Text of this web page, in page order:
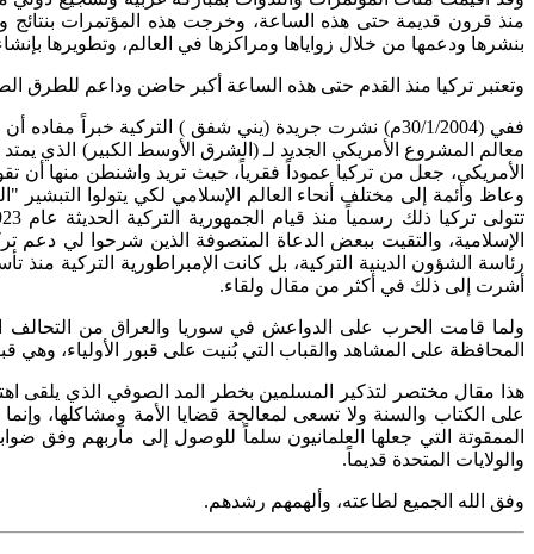
منذ قرون قديمة حتى هذه الساعة، وخرجت هذه المؤتمرات
بنشرها ودعمها من خلال زواياها ومراكزها في العالم، وتطويرها
وتعتبر تركيا منذ القدم حتى هذه الساعة أكبر حاضن وداعم للطرق
معالم المشروع الأمريكي الجديد لـ (الشرق الأوسط الكبير) الذي
الأمريكي، جعل من تركيا عموداً فقرياً، حيث تريد واشنطن منها أن
وعاظ وأئمة إلى مختلف أنحاء العالم الإسلامي لكي يتولوا
الإسلامية، والتقيت ببعض الدعاة المتصوفة الذين شرحوا لي
أشرت إلى ذلك في أكثر من مقال ولقاء.
المحافظة على المشاهد والقباب التي بُنيت على قبور الأولياء،
هذا مقال مختصر لتذكير المسلمين بخطر المد الصوفي الذي يلقى
على الكتاب والسنة ولا تسعى لمعالجة قضايا الأمة ومشاكلها،
الممقوتة التي جعلها العلمانيون سلماً للوصول إلى مآربهم وفق
والولايات المتحدة قديماً.
وفق الله الجميع لطاعته، وألهمهم رشدهم.